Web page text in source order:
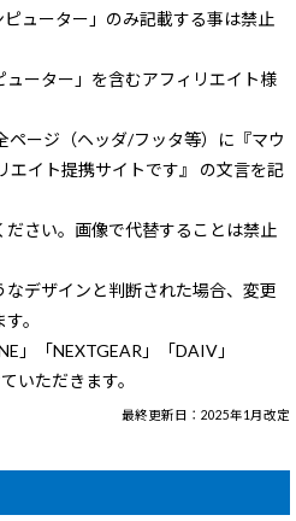
ューター」のみ記載する事は禁止
ューター」を含むアフィリエイト様
ページ（ヘッダ/フッタ等）に『マウ
エイト提携サイトです』 の文言を記
さい。画像で代替することは禁止
デザインと判断された場合、変更
。
」「NEXTGEAR」「DAIV」
いただきます。
最終更新日：2025年1月改定